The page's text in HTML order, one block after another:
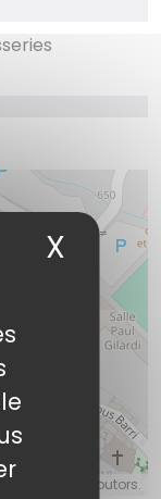
X
contributors.